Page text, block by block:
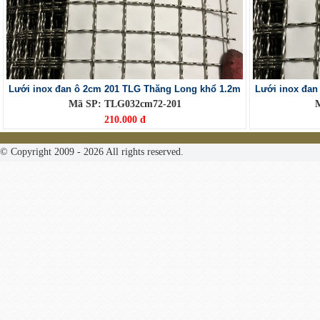
Lưới inox đan ô 2cm 201 TLG Thăng Long khổ 1.2m
Mã SP: TLG032cm72-201
210.000 đ
Lưới inox đan
© Copyright 2009 - 2026 All rights reserved.